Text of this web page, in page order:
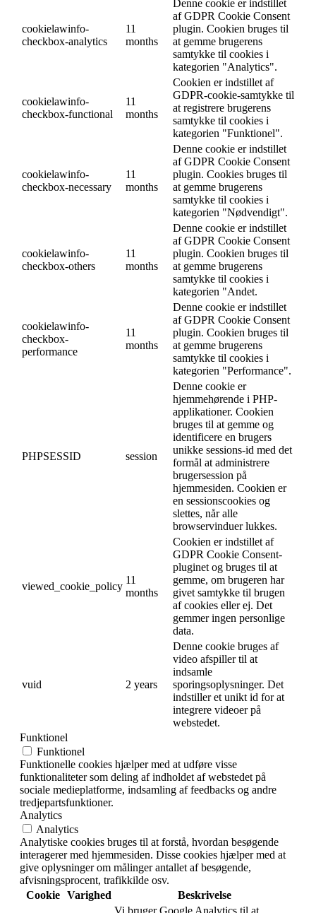
cookielawinfo-
checkbox-analytics
11
months
Denne cookie er indstillet
af GDPR Cookie Consent
plugin. Cookien bruges til
at gemme brugerens
samtykke til cookies i
kategorien "Analytics".
cookielawinfo-
checkbox-functional
11
months
Cookien er indstillet af
GDPR-cookie-samtykke til
at registrere brugerens
samtykke til cookies i
kategorien "Funktionel".
cookielawinfo-
checkbox-necessary
11
months
Denne cookie er indstillet
af GDPR Cookie Consent
plugin. Cookies bruges til
at gemme brugerens
samtykke til cookies i
kategorien "Nødvendigt".
cookielawinfo-
checkbox-others
11
months
Denne cookie er indstillet
af GDPR Cookie Consent
plugin. Cookien bruges til
at gemme brugerens
samtykke til cookies i
kategorien "Andet.
cookielawinfo-
checkbox-
performance
11
months
Denne cookie er indstillet
af GDPR Cookie Consent
plugin. Cookien bruges til
at gemme brugerens
samtykke til cookies i
kategorien "Performance".
PHPSESSID session
Denne cookie er
hjemmehørende i PHP-
applikationer. Cookien
bruges til at gemme og
identificere en brugers
unikke sessions-id med det
formål at administrere
brugersession på
hjemmesiden. Cookien er
en sessionscookies og
slettes, når alle
browservinduer lukkes.
viewed_cookie_policy
11
months
Cookien er indstillet af
GDPR Cookie Consent-
pluginet og bruges til at
gemme, om brugeren har
givet samtykke til brugen
af cookies eller ej. Det
gemmer ingen personlige
data.
vuid 2 years
Denne cookie bruges af
video afspiller til at
indsamle
sporingsoplysninger. Det
indstiller et unikt id for at
integrere videoer på
webstedet.
Funktionel
Funktionel
Funktionelle cookies hjælper med at udføre visse
funktionaliteter som deling af indholdet af webstedet på
sociale medieplatforme, indsamling af feedbacks og andre
tredjepartsfunktioner.
Analytics
Analytics
Analytiske cookies bruges til at forstå, hvordan besøgende
interagerer med hjemmesiden. Disse cookies hjælper med at
give oplysninger om målinger antallet af besøgende,
afvisningsprocent, trafikkilde osv.
Cookie Varighed
Beskrivelse
Vi bruger Google Analytics til at